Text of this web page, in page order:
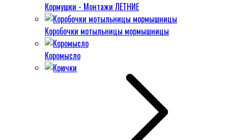
Кормушки - Монтажи ЛЕТНИЕ
Коробочки мотыльницы мормышницы
Коромысло